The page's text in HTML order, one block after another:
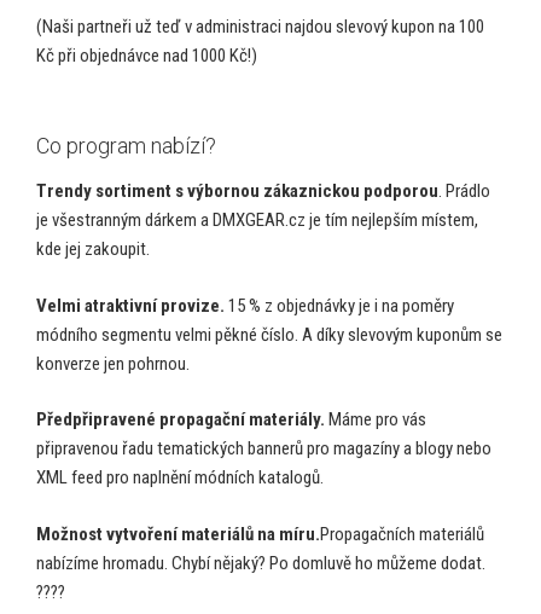
(Naši partneři už teď v administraci najdou slevový kupon na 100
Kč při objednávce nad 1000 Kč!)
Co program nabízí?
Trendy sortiment s výbornou zákaznickou podporou. Prádlo
je všestranným dárkem a DMXGEAR.cz je tím nejlepším místem,
kde jej zakoupit.
Velmi atraktivní provize. 15 % z objednávky je i na poměry
módního segmentu velmi pěkné číslo. A díky slevovým kuponům se
konverze jen pohrnou.
Předpřipravené propagační materiály. Máme pro vás
připravenou řadu tematických bannerů pro magazíny a blogy nebo
XML feed pro naplnění módních katalogů.
Možnost vytvoření materiálů na míru.Propagačních materiálů
nabízíme hromadu. Chybí nějaký? Po domluvě ho můžeme dodat.
????